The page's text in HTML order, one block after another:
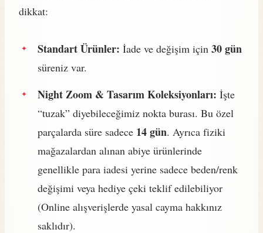
dikkat:
Standart Ürünler: İade ve değişim için 30 gün
süreniz var.
Night Zoom & Tasarım Koleksiyonları: İşte
“tuzak” diyebileceğimiz nokta burası. Bu özel
parçalarda süre sadece 14 gün. Ayrıca fiziki
mağazalardan alınan abiye ürünlerinde
genellikle para iadesi yerine sadece beden/renk
değişimi veya hediye çeki teklif edilebiliyor
(Online alışverişlerde yasal cayma hakkınız
saklıdır).